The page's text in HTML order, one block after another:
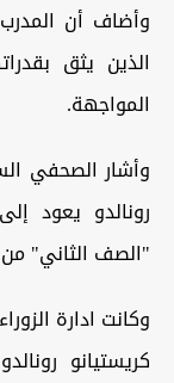
وأضاف أن
الذين يثق
المواجهة.
وأشار الصحفي
رونالدو يعود
"الصف الثاني" من
وكانت ادارة
كريستيانو